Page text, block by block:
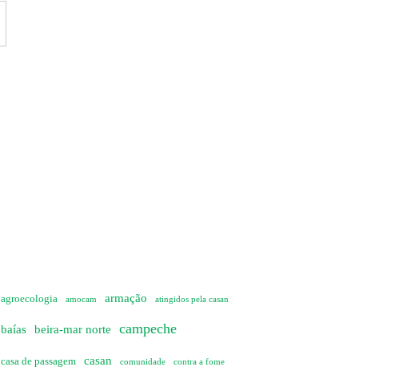
agroecologia amocam armação atingidos pela casan
baías beira-mar norte campeche
casa de passagem casan comunidade contra a fome